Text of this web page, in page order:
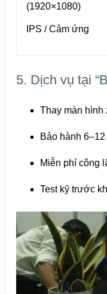
(1920×1080)
IPS / Cảm ứng
5. Dịch vụ tại
Thay màn hình
Bảo hành 6–12
Miễn phí công
Test kỹ trước